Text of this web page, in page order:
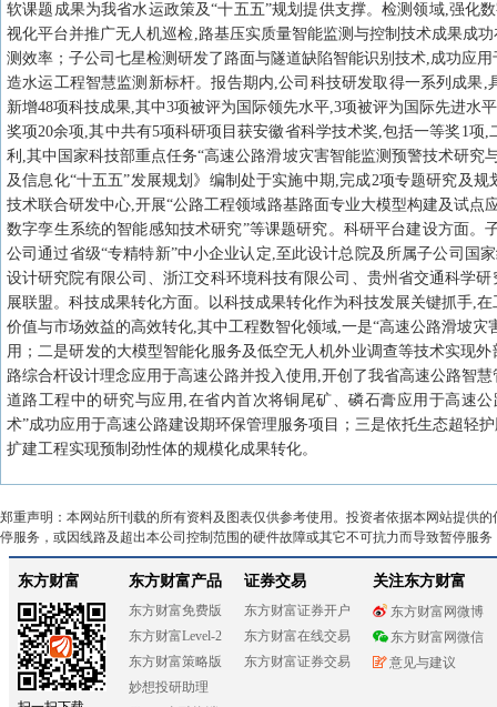
软课题成果为我省水运政策及“十五五”规划提供支撑。检测领域,强化
视化平台并推广无人机巡检,路基压实质量智能监测与控制技术成果成
测效率；子公司七星检测研发了路面与隧道缺陷智能识别技术,成功应
造水运工程智慧监测新标杆。报告期内,公司科技研发取得一系列成果
新增48项科技成果,其中3项被评为国际领先水平,3项被评为国际先进
奖项20余项,其中共有5项科研项目获安徽省科学技术奖,包括一等奖1
利,其中国家科技部重点任务“高速公路滑坡灾害智能监测预警技术研
及信息化“十五五”发展规划》编制处于实施中期,完成2项专题研究及
技术联合研发中心,开展“公路工程领域路基路面专业大模型构建及试点
数字孪生系统的智能感知技术研究”等课题研究。科研平台建设方面
公司通过省级“专精特新”中小企业认定,至此设计总院及所属子公司国
设计研究院有限公司、浙江交科环境科技有限公司、贵州省交通科学
展联盟。科技成果转化方面。以科技成果转化作为科技发展关键抓手,
价值与市场效益的高效转化,其中工程数智化领域,一是“高速公路滑坡
用；二是研发的大模型智能化服务及低空无人机外业调查等技术实现
路综合杆设计理念应用于高速公路并投入使用,开创了我省高速公路智
道路工程中的研究与应用,在省内首次将铜尾矿、磷石膏应用于高速
术”成功应用于高速公路建设期环保管理服务项目；三是依托生态超轻
扩建工程实现预制劲性体的规模化成果转化。
郑重声明：本网站所刊载的所有资料及图表仅供参考使用。投资者依据本网站提供
停服务，或因线路及超出本公司控制范围的硬件故障或其它不可抗力而导致暂停服